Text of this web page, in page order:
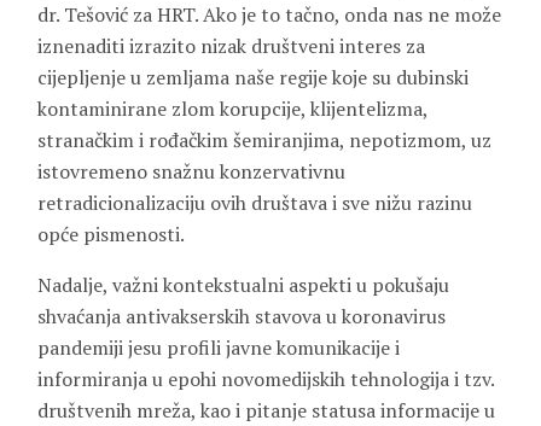
dr. Tešović za HRT. Ako je to tačno, onda nas ne može
iznenaditi izrazito nizak društveni interes za
cijepljenje u zemljama naše regije koje su dubinski
kontaminirane zlom korupcije, klijentelizma,
stranačkim i rođačkim šemiranjima, nepotizmom, uz
istovremeno snažnu konzervativnu
retradicionalizaciju ovih društava i sve nižu razinu
opće pismenosti.
Nadalje, važni kontekstualni aspekti u pokušaju
shvaćanja antivakserskih stavova u koronavirus
pandemiji jesu profili javne komunikacije i
informiranja u epohi novomedijskih tehnologija i tzv.
društvenih mreža, kao i pitanje statusa informacije u